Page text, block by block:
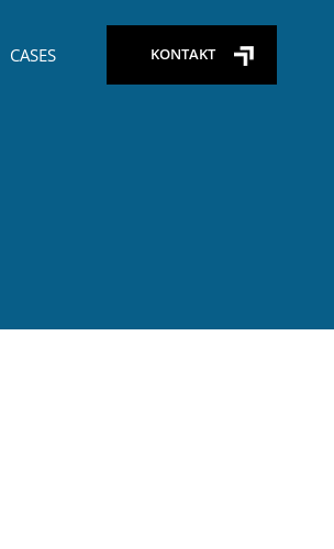
CASES KONTAKT